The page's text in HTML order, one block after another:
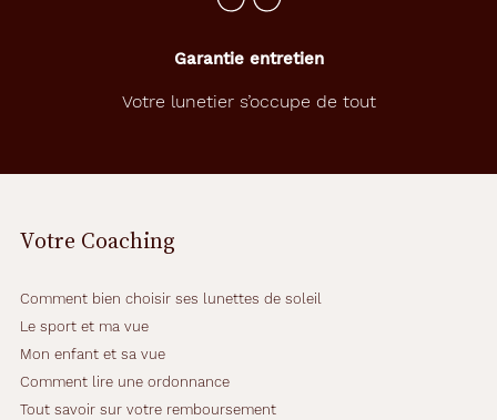
Garantie entretien
Votre lunetier s’occupe de tout
Votre Coaching
Comment bien choisir ses lunettes de soleil
Le sport et ma vue
Mon enfant et sa vue
Comment lire une ordonnance
Tout savoir sur votre remboursement